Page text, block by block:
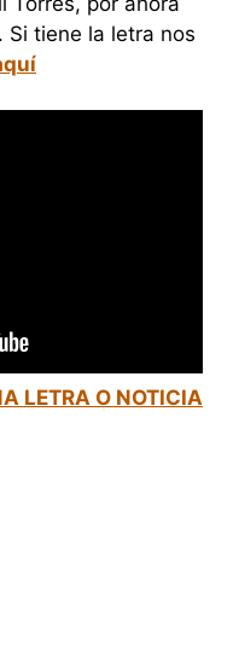
Si tiene la letra nos
LETRA O NOTICIA